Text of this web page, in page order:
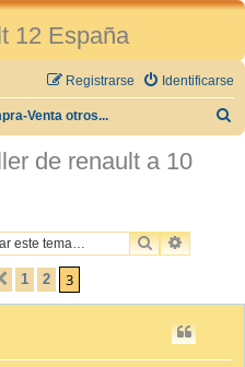
12 España
Identificarse
Registrarse
Venta otros...
de renault a 10
BUSCAR
ANTERIOR
1 2 3